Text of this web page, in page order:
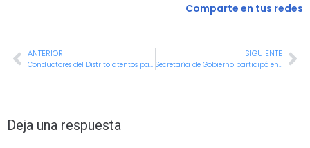
Comparte en tus redes
ANTERIOR SIGUIENTE
Deja una respuesta